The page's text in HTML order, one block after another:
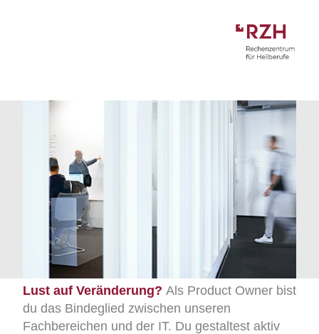
Lust auf Veränderung? Als Product Owner bist
du das Bindeglied zwischen unseren
Fachbereichen und der IT. Du gestaltest aktiv